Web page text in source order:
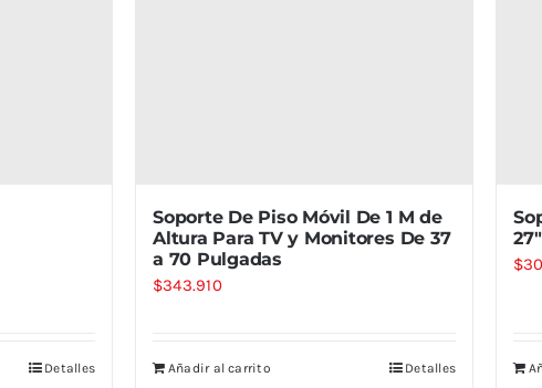
Detalles
Soporte De Piso Móvil De 1 M de
Altura Para TV y Monitores De 37
a 70 Pulgadas
$343.910
Añadir al carrito Detalles
$